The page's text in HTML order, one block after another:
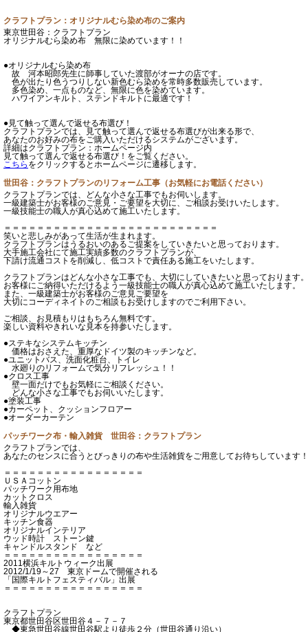
クラフトプラン：オリジナルむら染め布のご案内
東京世田谷：クラフトプラン
オリジナルむら染め布 無限に染めています！！
●オリジナルむら染め布
故 河本昭郎先生に師事していた渡部がオーナの店です。
色が出たり色うつりしない新色むら染めを常時多数販売しています。
多色染め、一点ものなど、無限に色を染めています。
ハワイアンキルト、ステンドキルトに最適です！
●見て触って選んで返せる布選び！
クラフトプランでは、見て触って選んで返せる布選びが出来る形で、
あなたのお好みの布をご購入いただけるシステムがございます。
詳細はクラフトプラン：ホームページ内
見て触って選んで返せる布選び！をご覧ください。
こちら をクリックするとホームページに遷移します。
世田谷：クラフトプランのリフォーム工事（お気軽にお電話ください）
クラフトプランでは、どんな小さな工事でもお伺いします。
一級建築士がお客様のご意見・ご要望を大切に、ご相談お受けいたします。
一級技能士の職人が真心込めて施工いたします。
＝＝＝＝＝＝＝＝＝＝＝＝＝＝＝＝＝＝＝＝＝＝＝＝＝＝
笑いと悲しみがあって生活が生まれます。
クラフトプランはうるおいのあるご提案をしていきたいと思っております。
大手施工会社にて施工実績多数のクラフトプランが、
下請け流通コストを削減し、低コストで責任ある施工をいたします。
クラフトプランはどんな小さな工事でも、大切にしていきたいと思っております。
お客様にご納得いただけるよう一級技能士の職人が真心込めて施工いたします。
また、一級建築士がお客様のご意見ご要望を
大切にコーディネイトのご相談もお受けしますのでご利用下さい。
ご相談、お見積もりはもちろん無料です。
楽しい資料やきれいな見本を持参いたします。
●ステキなシステムキッチン
価格はおさえた、重厚なドイツ製のキッチンなど。
●ユニットバス、洗面化粧台、トイレ
水廻りのリフォームで気分リフレッシュ！！
●クロス工事
壁一面だけでもお気軽にご相談ください。
どんな小さな工事でもお伺いいたします。
●塗装工事
●カーペット、クッションフロアー
●オーダーカーテン
パッチワーク布・輸入雑貨 世田谷：クラフトプラン
クラフトプランでは、
あなたのセンスに合うとびっきりの布や生活雑貨をご用意してお待ちしています！
＝＝＝＝＝＝＝＝＝＝＝＝＝＝＝＝＝
ＵＳＡコットン
パッチワーク用布地
カットクロス
輸入雑貨
オリジナルウエアー
キッチン食器
オリジナルインテリア
ウッド時計 ストーン鍵
キャンドルスタンド など
＝＝＝＝＝＝＝＝＝＝＝＝＝＝＝＝＝
2011横浜キルトウィーク出展
2012/1/19～27 東京ドームで開催される
「国際キルトフェスティバル」出展
＝＝＝＝＝＝＝＝＝＝＝＝＝＝＝＝＝
クラフトプラン
東京都世田谷区世田谷４－７－７
◆東急世田谷線世田谷駅より徒歩２分（世田谷通り沿い）